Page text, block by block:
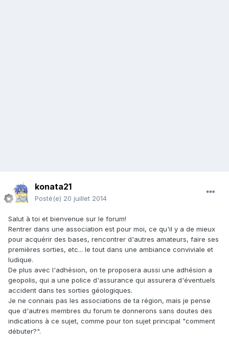
konata21
Posté(e) 20 juillet 2014
Salut à toi et bienvenue sur le forum!
Rentrer dans une association est pour moi, ce qu'il y a de mieux
pour acquérir des bases, rencontrer d'autres amateurs, faire ses
premières sorties, etc... le tout dans une ambiance conviviale et
ludique.
De plus avec l'adhésion, on te proposera aussi une adhésion a
geopolis, qui a une police d'assurance qui assurera d'éventuels
accident dans tes sorties géologiques.
Je ne connais pas les associations de ta région, mais je pense
que d'autres membres du forum te donnerons sans doutes des
indications à ce sujet, comme pour ton sujet principal "comment
débuter?".